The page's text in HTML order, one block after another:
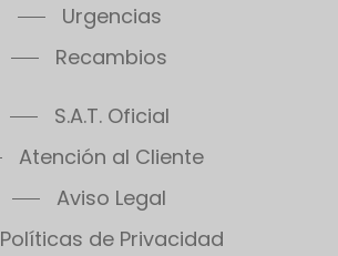
Urgencias
Recambios
S.A.T. Oficial
Atención al Cliente
Aviso Legal
Políticas de Privacidad